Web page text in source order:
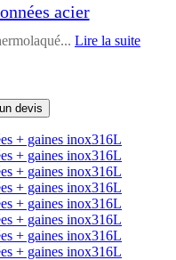
acier
Lire la suite
devis
+ gaines inox316L
+ gaines inox316L
+ gaines inox316L
+ gaines inox316L
+ gaines inox316L
+ gaines inox316L
+ gaines inox316L
+ gaines inox316L